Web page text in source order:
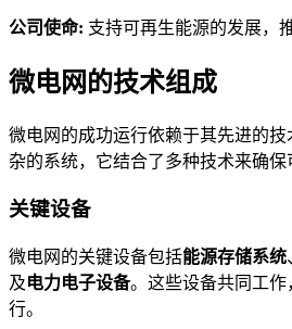
公司使命: 支持可再生能源的发展，
微电网的技术组成
微电网的成功运行依赖于其先进的
杂的系统，它结合了多种技术来确保
关键设备
微电网的关键设备包括能源存储系统
及电力电子设备。这些设备共同工
行。